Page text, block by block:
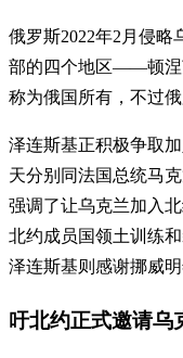
俄罗斯2022年2月侵
部的四个地区——顿涅
称为俄国所有，不过
泽连斯基正积极争取
天分别同法国总统马
强调了让乌克兰加入
北约成员国领土训练
泽连斯基则感谢挪威
吁北约正式邀请乌